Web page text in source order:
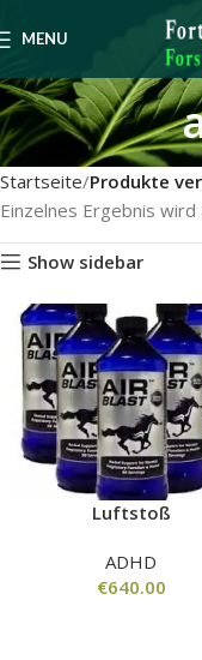
MENU
Startseite Produkte
Einzelnes Ergebnis
Show sidebar
Luftstoß
ADHD
€640.00